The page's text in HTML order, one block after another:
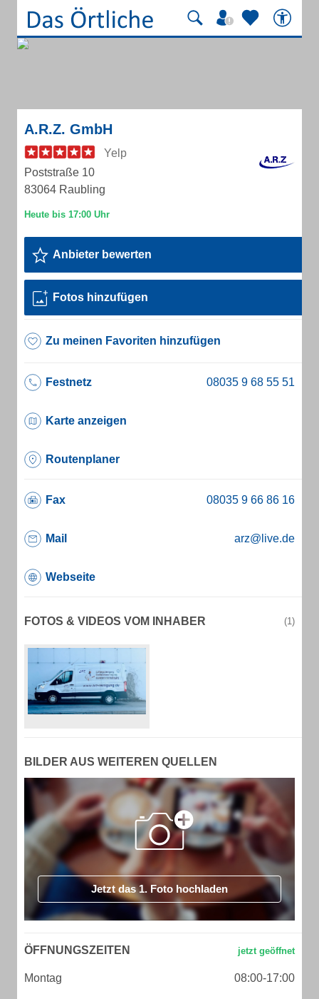
A.R.Z. GmbH
Yelp
Poststraße 10
83064 Raubling
Anbieter bewerten
Fotos hinzufügen
Zu meinen Favoriten hinzufügen
Festnetz
Karte anzeigen
Routenplaner
Fax
Mail arz@live.de
Webseite
FOTOS & VIDEOS VOM INHABER (1)
BILDER AUS WEITEREN QUELLEN
Jetzt das 1. Foto hochladen
ÖFFNUNGSZEITEN
Montag 08:00-17:00